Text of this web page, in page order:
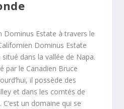
Dominus Estate à travers le
Dominus Estate
dans la vallée de Napa.
par le Canadien Bruce
il possède des
et dans les comtés de
un domaine qui se